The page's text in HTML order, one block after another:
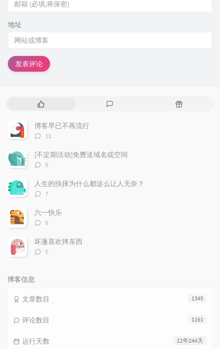
地址
发表评论
热
文
章
随
博客早已不再流行
评
数：
11
[不定期活动]免费送域名或空间
评
数：
9
人生的抉择为什么都这么让人无奈？
评
数：
7
六一快乐
评
数：
6
坏蓬喜欢摔东西
评
5
博客信息
1345
文章数目
1161
评论数目
22年244天
运行天数